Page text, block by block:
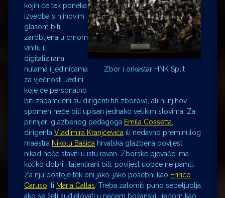
Zbor i orkestar HNK Split
kojih će tek poneka
izvedba s njihovim
glasom biti
zarobljena u crnom
vinilu ili
digitalizirana
nulama i jedinicama
za vječnost. Jedini
koje će personalno
biti zapamćeni su dirigenti tih zborova, ali ni njihov
spomen neće biti upisan jednako velikim slovima. Za
primjer: glazbenog pedagoga Emila Cossetta
dirigenta Vladimira Kranjčevića ili nedavno preminulog
maestra Nikolu Bašića hrvatska glazbena povijest
nikad neće staviti u istu ravan. Zborske pjevače, ma
koliko dobri i talentirani bili, povijest uopće ne pamti.
Za nju postoje tek oni jako, jako posebni kao Enrico
Caruso ili Maria Callas . Treba zatomiti puno sebeljublja
ako se želi sudjelovati u nečem božanski lijepom kao